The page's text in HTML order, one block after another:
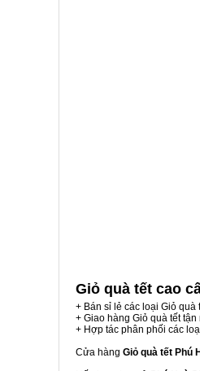
Giỏ quà tết cao
+ Bán sỉ lẻ các loại Giỏ quà
+ Giao hàng Giỏ quà tết tận
+ Hợp tác phân phối các
Cửa hàng Giỏ quà tết Phú